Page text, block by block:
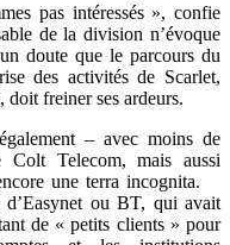
pas intéressés », confie
de la division n’évoque
doute que le parcours du
des activités de Scarlet,
doit freiner ses ardeurs.
– avec moins de
Telecom, mais aussi
une terra incognita.
d’Easynet ou BT, qui avait
de « petits clients » pour